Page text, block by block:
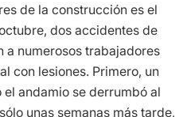
de la construcción es el
dos accidentes de
a numerosos trabajadores
con lesiones. Primero, un
andamio se derrumbó al
unas semanas más tarde,